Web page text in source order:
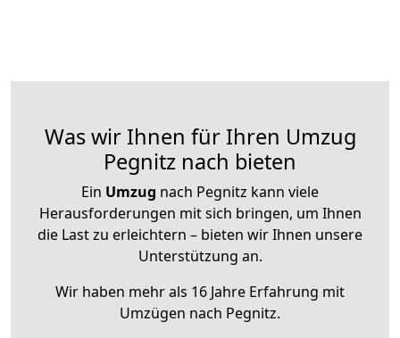
Was wir Ihnen für Ihren Umzug
Pegnitz nach bieten
Ein Umzug nach Pegnitz kann viele
Herausforderungen mit sich bringen, um Ihnen
die Last zu erleichtern – bieten wir Ihnen unsere
Unterstützung an.
Wir haben mehr als 16 Jahre Erfahrung mit
Umzügen nach Pegnitz.